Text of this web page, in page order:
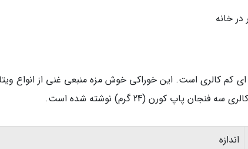
خانه
کم کالری است. این خوراکی خوش مزه منبعی غنی از انواع
پاپ کورن (24 گرم) نوشته شده است.
اندازه